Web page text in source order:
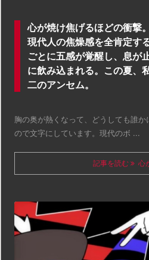
心が焼け焦げるほどの衝撃
現代人の焦燥感を全肯定す
ごとに五感が覚醒し、息が
に飲み込まれる。この夏、
二のアンセム。
胸の奥が熱くなって、どうしても誰
ので文字にしています。現代のボ ...
記事を読む 心